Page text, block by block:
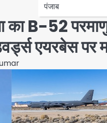
पंजाब
का B-52
एयरबेस पर